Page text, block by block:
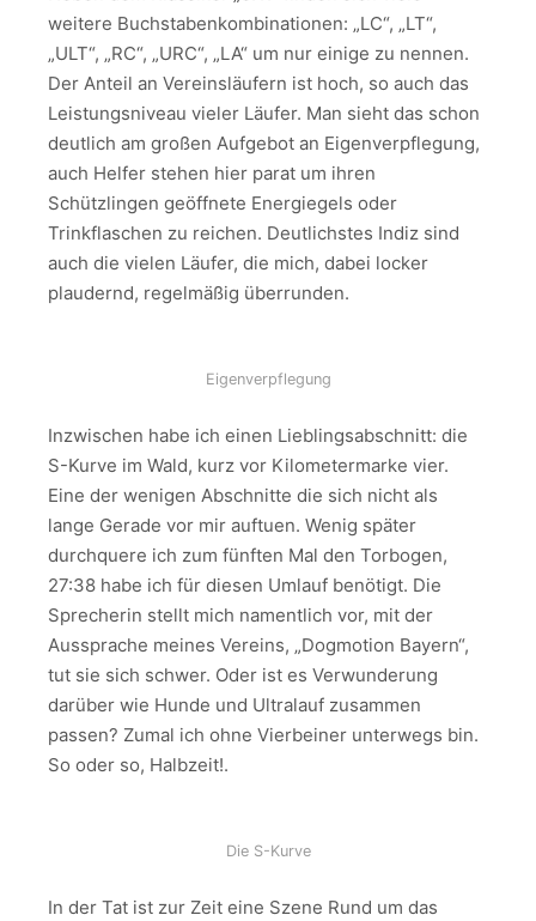
weitere Buchstabenkombinationen: „LC“, „LT“,
„ULT“, „RC“, „URC“, „LA“ um nur einige zu nennen.
Der Anteil an Vereinsläufern ist hoch, so auch das
Leistungsniveau vieler Läufer. Man sieht das schon
deutlich am großen Aufgebot an Eigenverpflegung,
auch Helfer stehen hier parat um ihren
Schützlingen geöffnete Energiegels oder
Trinkflaschen zu reichen. Deutlichstes Indiz sind
auch die vielen Läufer, die mich, dabei locker
plaudernd, regelmäßig überrunden.
Eigenverpflegung
Inzwischen habe ich einen Lieblingsabschnitt: die
S-Kurve im Wald, kurz vor Kilometermarke vier.
Eine der wenigen Abschnitte die sich nicht als
lange Gerade vor mir auftuen. Wenig später
durchquere ich zum fünften Mal den Torbogen,
27:38 habe ich für diesen Umlauf benötigt. Die
Sprecherin stellt mich namentlich vor, mit der
Aussprache meines Vereins, „Dogmotion Bayern“,
tut sie sich schwer. Oder ist es Verwunderung
darüber wie Hunde und Ultralauf zusammen
passen? Zumal ich ohne Vierbeiner unterwegs bin.
So oder so, Halbzeit!.
Die S-Kurve
In der Tat ist zur Zeit eine Szene Rund um das